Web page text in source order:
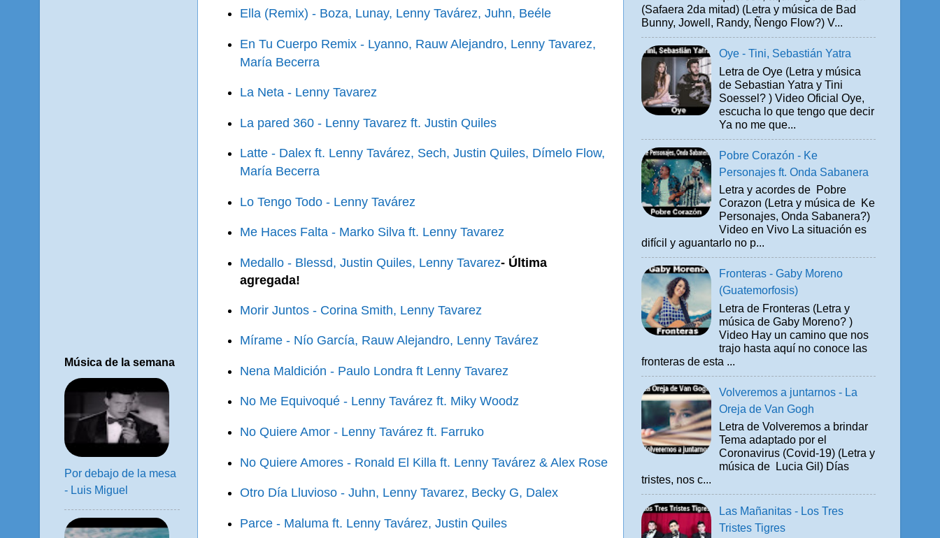
Ella (Remix) - Boza, Lunay, Lenny Tavárez, Juhn, Beéle
En Tu Cuerpo Remix - Lyanno, Rauw Alejandro, Lenny Tavarez,
María Becerra
La Neta - Lenny Tavarez
La pared 360 - Lenny Tavarez ft. Justin Quiles
Latte - Dalex ft. Lenny Tavárez, Sech, Justin Quiles, Dímelo Flow,
María Becerra
Lo Tengo Todo - Lenny Tavárez
Me Haces Falta - Marko Silva ft. Lenny Tavarez
Medallo - Blessd, Justin Quiles, Lenny Tavarez- Última
agregada!
Morir Juntos - Corina Smith, Lenny Tavarez
Mírame - Nío García, Rauw Alejandro, Lenny Tavárez
Nena Maldición - Paulo Londra ft Lenny Tavarez
No Me Equivoqué - Lenny Tavárez ft. Miky Woodz
No Quiere Amor - Lenny Tavárez ft. Farruko
No Quiere Amores - Ronald El Killa ft. Lenny Tavárez & Alex Rose
Otro Día Lluvioso - Juhn, Lenny Tavarez, Becky G, Dalex
Parce - Maluma ft. Lenny Tavárez, Justin Quiles
Música de la semana
Por debajo de la mesa
- Luis Miguel
(Safaera 2da mitad) (Letra y música de Bad
Bunny, Jowell, Randy, Ñengo Flow?) V...
Oye - Tini, Sebastián Yatra
Letra de Oye (Letra y música
de Sebastian Yatra y Tini
Soessel? ) Video Oficial Oye,
escucha lo que tengo que decir
Ya no me que...
Pobre Corazón - Ke
Personajes ft. Onda Sabanera
Letra y acordes de Pobre
Corazon (Letra y música de Ke
Personajes, Onda Sabanera?)
Video en Vivo La situación es
difícil y aguantarlo no p...
Fronteras - Gaby Moreno
(Guatemorfosis)
Letra de Fronteras (Letra y
música de Gaby Moreno? )
Video Hay un camino que nos
trajo hasta aquí no conoce las
fronteras de esta ...
Volveremos a juntarnos - La
Oreja de Van Gogh
Letra de Volveremos a brindar
Tema adaptado por el
Coronavirus (Covid-19) (Letra y
música de Lucia Gil) Días
tristes, nos c...
Las Mañanitas - Los Tres
Tristes Tigres